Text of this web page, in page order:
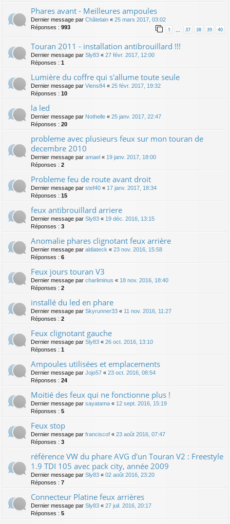
Phares avant - Meilleures ampoules
Dernier message par Châtelain « 25 mars 2017, 03:02
Réponses : 993 1 37 38 39 40
Touran 2011 - installation antibrouillard !!!
Dernier message par Sly83 « 27 févr. 2017, 12:00
Réponses : 1
Lumière du coffre qui s'allume toute seule
Dernier message par Viens84 « 25 févr. 2017, 19:32
Réponses : 10
la led
Dernier message par Nothelle « 25 janv. 2017, 22:47
Réponses : 20
probleme avec plusieurs feux sur mon touran de
decembre 2010
Dernier message par amael « 19 janv. 2017, 18:00
Réponses : 2
Probleme feu de route avant droit
Dernier message par stef40 « 17 janv. 2017, 18:34
Réponses : 15
feux antibrouillard arriere
Dernier message par Sly83 « 19 déc. 2016, 13:15
Réponses : 3
Anomalie phares clignotant feux arrière
Dernier message par aldiateck « 23 nov. 2016, 15:58
Réponses : 6
Feux jours touran V3
Dernier message par charliminus « 18 nov. 2016, 18:40
Réponses : 2
installé du led en phare
Dernier message par Skyrunner33 « 11 nov. 2016, 11:27
Réponses : 2
Feux clignotant gauche
Dernier message par Sly83 « 26 oct. 2016, 13:10
Réponses : 1
Ampoules utilisées et emplacements
Dernier message par Jojo57 « 23 oct. 2016, 08:54
Réponses : 24
Moitié des feux qui ne fonctionne plus !
Dernier message par sayatama « 12 sept. 2016, 15:19
Réponses : 5
Feux stop
Dernier message par franciscof « 23 août 2016, 07:47
Réponses : 3
référence VW du phare AVG d'un Touran V2 : Freestyle
1.9 TDI 105 avec pack city, année 2009
Dernier message par Sly83 « 02 août 2016, 23:20
Réponses : 7
Connecteur Platine feux arrières
Dernier message par Sly83 « 27 juil. 2016, 20:17
Réponses : 5